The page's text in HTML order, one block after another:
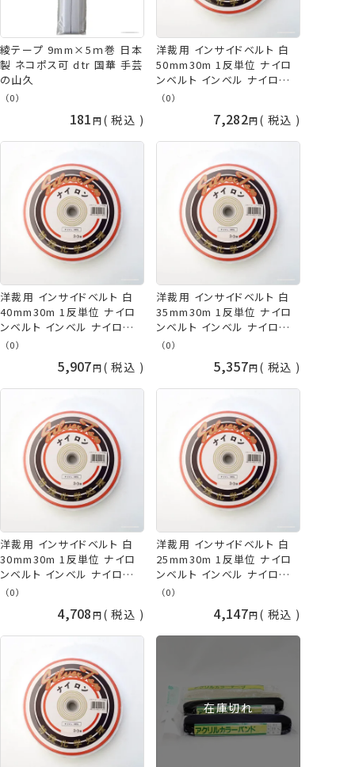
綾テープ 9mm×5ｍ巻 日本
製 ネコポス可 dtr 国華 手芸
の山久
（0）
181 税込
洋裁用 インサイドベルト 白
50mm30m 1反単位 ナイロ
ンベルト インベル ナイロンイ
ンベル 日本製 取寄せ商品
（0）
7,282 税込
洋裁用 インサイドベルト 白
40mm30m 1反単位 ナイロ
ンベルト インベル ナイロンイ
ンベル 日本製 取寄せ商品
（0）
5,907 税込
洋裁用 インサイドベルト 白
35mm30m 1反単位 ナイロ
ンベルト インベル ナイロンイ
ンベル 日本製 取寄せ商品
（0）
5,357 税込
洋裁用 インサイドベルト 白
30mm30m 1反単位 ナイロ
ンベルト インベル ナイロンイ
ンベル 日本製 取寄せ商品
（0）
4,708 税込
洋裁用 インサイドベルト 白
25mm30m 1反単位 ナイロ
ンベルト インベル ナイロンイ
ンベル 日本製 取寄せ商品
（0）
4,147 税込
在庫切れ